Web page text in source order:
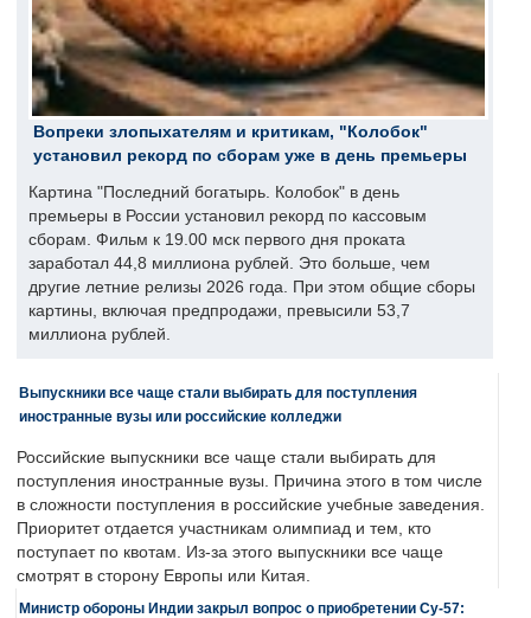
Вопреки злопыхателям и критикам, "Колобок"
установил рекорд по сборам уже в день премьеры
Картина "Последний богатырь. Колобок" в день
премьеры в России установил рекорд по кассовым
сборам. Фильм к 19.00 мск первого дня проката
заработал 44,8 миллиона рублей. Это больше, чем
другие летние релизы 2026 года. При этом общие сборы
картины, включая предпродажи, превысили 53,7
миллиона рублей.
Выпускники все чаще стали выбирать для поступления
иностранные вузы или российские колледжи
Российские выпускники все чаще стали выбирать для
поступления иностранные вузы. Причина этого в том числе
в сложности поступления в российские учебные заведения.
Приоритет отдается участникам олимпиад и тем, кто
поступает по квотам. Из-за этого выпускники все чаще
смотрят в сторону Европы или Китая.
Министр обороны Индии закрыл вопрос о приобретении Су-57: